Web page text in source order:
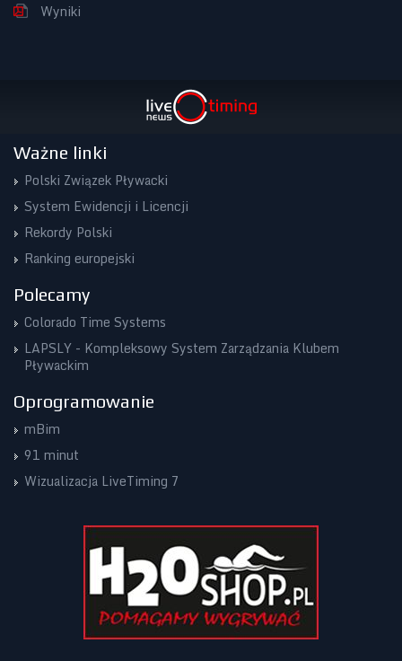
Wyniki
Ważne linki
Polski Związek Pływacki
System Ewidencji i Licencji
Rekordy Polski
Ranking europejski
Polecamy
Colorado Time Systems
LAPSLY - Kompleksowy System Zarządzania Klubem
Pływackim
Oprogramowanie
mBim
91 minut
Wizualizacja LiveTiming 7